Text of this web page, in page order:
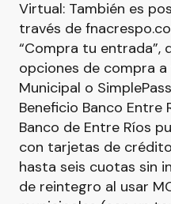
Virtual: También es
través de
“Compra tu entrada”,
opciones de compra
Municipal o
Beneficio Banco Entre
Banco de Entre Ríos
con tarjetas de
hasta seis cuotas sin
de reintegro al usar